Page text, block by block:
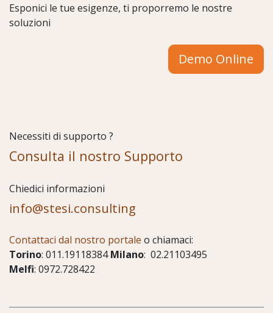
Esponici le tue esigenze, ti proporremo le nostre
soluzioni
Demo Online
Necessiti di supporto ?
Consulta il nostro Supporto
Chiedici informazioni
info@stesi.consulting
Contattaci dal nostro portale o chiamaci:
Torino: 011.19118384Milano: 02.21103495
Melfi: 0972.728422